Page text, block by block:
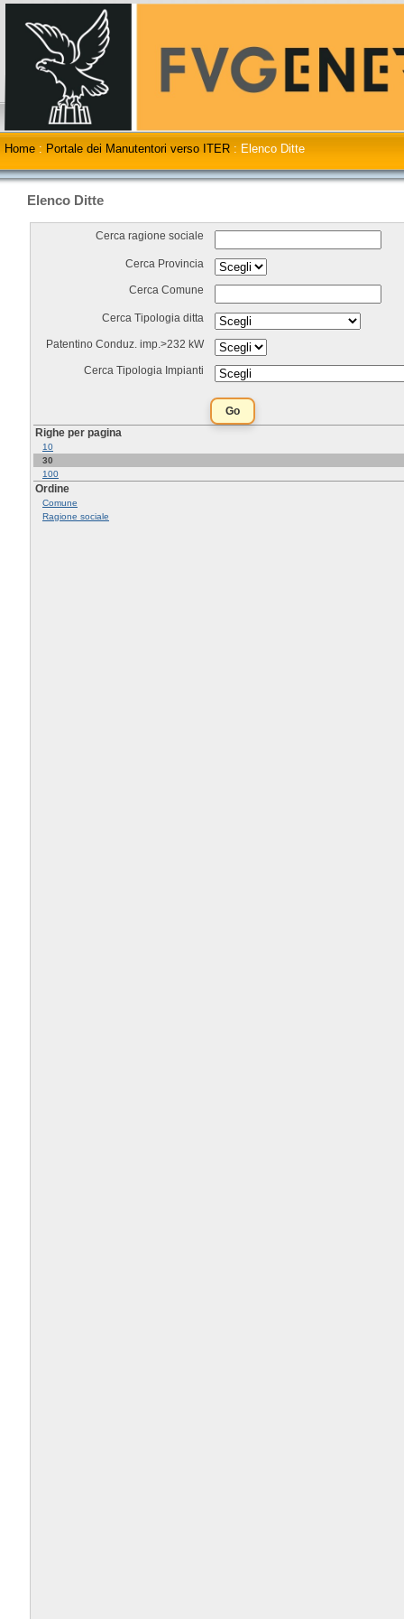
Home : Portale dei Manutentori verso ITER : Elenco Ditte
Elenco Ditte
Cerca ragione sociale
Cerca Provincia
Cerca Comune
Cerca Tipologia ditta
Patentino Conduz. imp.>232 kW
Cerca Tipologia Impianti
Righe per pagina
10
30
100
Ordine
Comune
Ragione sociale